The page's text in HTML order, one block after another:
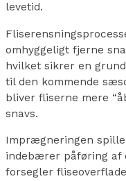
levetid.
omhyggeligt fjerne
hvilket sikrer en
til den kommende
bliver fliserne mere
snavs.
Imprægneringen
indebærer påføring af
forsegler